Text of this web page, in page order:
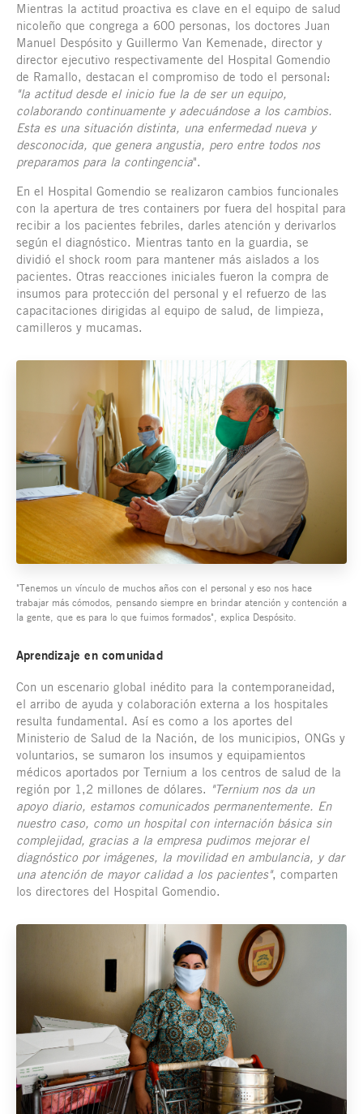
Mientras la actitud proactiva es clave en el equipo de salud
nicoleño que congrega a 600 personas, los doctores Juan
Manuel Despósito y Guillermo Van Kemenade, director y
director ejecutivo respectivamente del Hospital Gomendio
de Ramallo, destacan el compromiso de todo el personal:
"la actitud desde el inicio fue la de ser un equipo,
colaborando continuamente y adecuándose a los cambios.
Esta es una situación distinta, una enfermedad nueva y
desconocida, que genera angustia, pero entre todos nos
preparamos para la contingencia".
En el Hospital Gomendio se realizaron cambios funcionales
con la apertura de tres containers por fuera del hospital para
recibir a los pacientes febriles, darles atención y derivarlos
según el diagnóstico. Mientras tanto en la guardia, se
dividió el shock room para mantener más aislados a los
pacientes. Otras reacciones iniciales fueron la compra de
insumos para protección del personal y el refuerzo de las
capacitaciones dirigidas al equipo de salud, de limpieza,
camilleros y mucamas.
"Tenemos un vínculo de muchos años con el personal y eso nos hace
trabajar más cómodos, pensando siempre en brindar atención y contención a
la gente, que es para lo que fuimos formados", explica Despósito.
Aprendizaje en comunidad
Con un escenario global inédito para la contemporaneidad,
el arribo de ayuda y colaboración externa a los hospitales
resulta fundamental. Así es como a los aportes del
Ministerio de Salud de la Nación, de los municipios, ONGs y
voluntarios, se sumaron los insumos y equipamientos
médicos aportados por Ternium a los centros de salud de la
región por 1,2 millones de dólares. "Ternium nos da un
apoyo diario, estamos comunicados permanentemente. En
nuestro caso, como un hospital con internación básica sin
complejidad, gracias a la empresa pudimos mejorar el
diagnóstico por imágenes, la movilidad en ambulancia, y dar
una atención de mayor calidad a los pacientes", comparten
los directores del Hospital Gomendio.